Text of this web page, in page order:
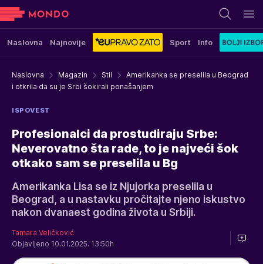
Naslovna Najnovije Sport Info
Naslovna Magazin Stil
Amerikanka se preselila u Beograd
i otkrila da su je Srbi šokirali ponašanjem
ISPOVEST
Profesionalci da prostudiraju Srbe:
Neverovatno šta rade, to je najveći šok
otkako sam se preselila u Bg
Amerikanka Lisa se iz Njujorka preselila u
Beograd, a u nastavku pročitajte njeno iskustvo
nakon dvanaest godina života u Srbiji.
Tamara Veličković
Objavljeno 10.01.2025. 13:50h